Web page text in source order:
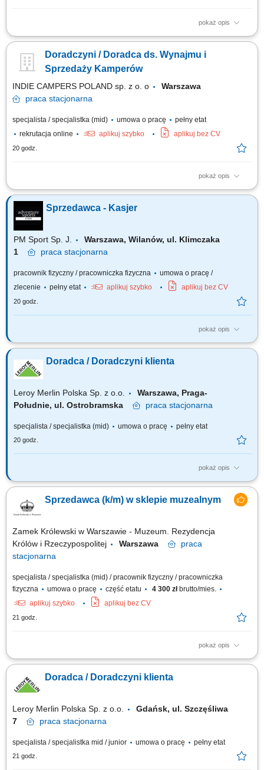
pokaż opis
Opis stanowiska: Budowanie i rozwijanie współpracy z klientami oraz
samochodowe. Doradztwo w zakresie doboru części zamiennych i
wyposażenia warsztatowego. Realizacja celów sprzedażowych oraz
Doradczyni / Doradca ds. Wynajmu i
Sprzedaży Kamperów
INDIE CAMPERS POLAND sp. z o. o
Warszawa
praca stacjonarna
specjalista / specjalistka (mid) umowa o pracę
pełny etat
rekrutacja online
aplikuj szybko aplikuj bez CV
20 godz.
pokaż opis
Zakres obowiązków: obsługa klientów zainteresowanych wynajmem i
zakupem kamperów, wydawanie oraz przyjmowanie pojazdów zgodnie z
obowiązującymi procedurami, prowadzenie prezentacji pojazdów i
omawianie ich funkcjonalności, identyfikowanie potrzeb klientów i
proponowanie odpowiednich...
Sprzedawca - Kasjer
PM Sport Sp. J.
Warszawa, Wilanów, ul. Klimczaka
1
praca stacjonarna
pracownik fizyczny / pracowniczka fizyczna
umowa o pracę /
zlecenie
pełny etat aplikuj szybko aplikuj bez CV
20 godz.
pokaż opis
Twój zakres obowiązków profesjonalna obsługa klienta; obsługa kasy
bieżące uzupełnianie asortymentu sprzedawanego towaru;
Doradca / Doradczyni klienta
Leroy Merlin Polska Sp. z o.o.
Warszawa, Praga-
Południe, ul. Ostrobramska
praca stacjonarna
specjalista / specjalistka (mid) umowa o pracę pełny etat
20 godz.
pokaż opis
Co będziesz robić? Twój start z Buddym: przez pierwsze 4 miesiące
będziesz pracować na dziale oraz zdobywać wiedzę sprzedażową przy
wsparciu opiekuna wdrożenia i zespołu, Aktywna sprzedaż i doradztwo:
będziesz sprzedawać i doradzać klientom w wyborze najlepszych
Sprzedawca (k/m) w sklepie muzealnym
Zamek Królewski w Warszawie - Muzeum. Rezydencja
Królów i Rzeczypospolitej
Warszawa
praca
stacjonarna
specjalista / specjalistka (mid) / pracownik fizyczny / pracowniczka
fizyczna
umowa o pracę część etatu 4 300 złbrutto/mies.
aplikuj szybko
aplikuj bez CV
21 godz.
pokaż opis
Nasz sklep muzealny jest częścią odwiedzin w Zamku – oferujemy
związane z tematyką naszych ekspozycji. Szukamy osoby, która z pasją
pomoże naszym gościom zabrać cząstkę muzeum do domu. Twój zakres
Doradca / Doradczyni klienta
Leroy Merlin Polska Sp. z o.o.
Gdańsk, ul. Szczęśliwa
7
praca stacjonarna
specjalista / specjalistka mid / junior umowa o pracę pełny etat
21 godz.